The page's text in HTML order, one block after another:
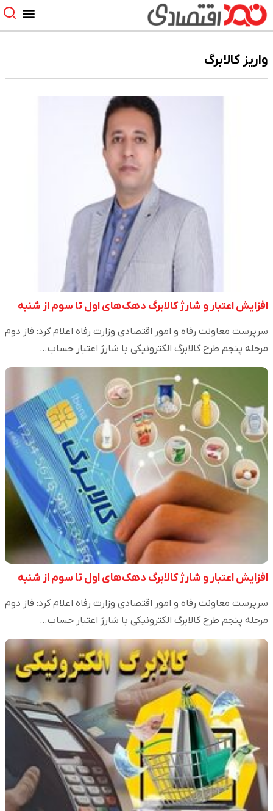
واریز کالابرگ
افزایش اعتبار و شارژ کالابرگ دهک‌های اول تا سوم از شنبه
سرپرست معاونت رفاه و امور اقتصادی وزارت رفاه اعلام کرد: فاز دوم
مرحله پنجم طرح کالابرگ الکترونیکی با شارژ اعتبار حساب…
افزایش اعتبار و شارژ کالابرگ دهک‌های اول تا سوم از شنبه
سرپرست معاونت رفاه و امور اقتصادی وزارت رفاه اعلام کرد: فاز دوم
مرحله پنجم طرح کالابرگ الکترونیکی با شارژ اعتبار حساب…